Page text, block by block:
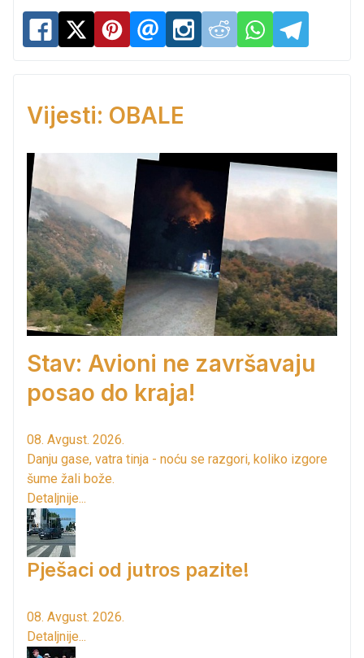
Vijesti: OBALE
Stav: Avioni ne završavaju
posao do kraja!
08. Avgust. 2026.
Danju gase, vatra tinja - noću se razgori, koliko izgore
šume žali bože.
Detaljnije...
Pješaci od jutros pazite!
08. Avgust. 2026.
Detaljnije...